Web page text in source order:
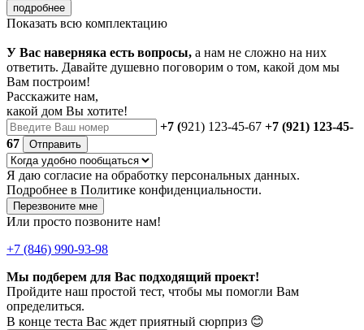
подробнее
Показать всю комплектацию
У Вас наверняка есть вопросы, а нам не сложно на них
ответить. Давайте душевно поговорим о том, какой дом мы
Вам построим!
Расскажите нам,
какой дом Вы хотите!
+7 (921) 123-45-67 +7 (921) 123-45-
67
Отправить
Я даю согласие на обработку персональных данных.
Подробнее в Политике конфиденциальности.
Перезвоните мне
Или просто позвоните нам!
+7 (846) 990-93-98
Мы подберем для Вас подходящий проект!
Пройдите наш простой тест, чтобы мы помогли Вам
определиться.
В конце теста Вас ждет приятный сюрприз 😊